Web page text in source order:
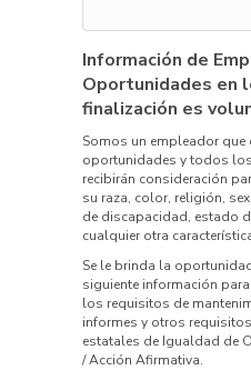
Información de
Oportunidades en
finalización es
Somos un empleador
oportunidades y todos
recibirán consideración
su raza, color, religión,
de discapacidad, estado
cualquier otra
Se le brinda la
siguiente información
los requisitos de
informes y otros
estatales de Igualdad de
/ Acción Afirmativa.